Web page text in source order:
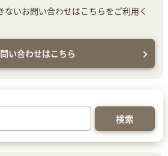
ないお問い合わせはこちらをご利用く
い合わせはこちら